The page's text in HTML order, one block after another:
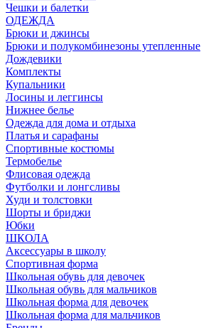
Чешки и балетки
ОДЕЖДА
Брюки и джинсы
Брюки и полукомбинезоны утепленные
Дождевики
Комплекты
Купальники
Лосины и леггинсы
Нижнее белье
Одежда для дома и отдыха
Платья и сарафаны
Спортивные костюмы
Термобелье
Флисовая одежда
Футболки и лонгсливы
Худи и толстовки
Шорты и бриджи
Юбки
ШКОЛА
Аксессуары в школу
Спортивная форма
Школьная обувь для девочек
Школьная обувь для мальчиков
Школьная форма для девочек
Школьная форма для мальчиков